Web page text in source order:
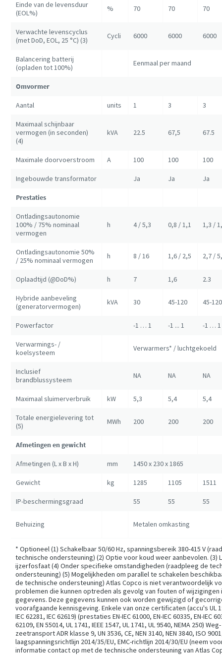
Einde van de levensduur
(EOL%)
% 70 70 70
Verwachte levenscyclus
(met DoD, EOL, 25 °C) (3)
Cycli 6000 6000 6000
Balancering batterij
(opladen tot 100%)
Eenmaal per maand
Omvormer
Aantal units 1 3 3
Maximaal schijnbaar
vermogen (in seconden)
(4)
kVA 22.5 67,5 67.5
Maximale doorvoerstroom A 100 100 100
Ingebouwde transformator Ja Ja Ja
Prestaties
Ontladingsautonomie
100% / 75% nominaal
vermogen
h 4 / 5,3 0,8 / 1,1 1,3 /
Ontladingsautonomie 50%
/ 25% nominaal vermogen
h 8 / 16 1,6 / 2,5 2,7 /
Oplaadtijd (@DoD%) h 7 1,6 2.3
Hybride aanbeveling
(generatorvermogen)
kVA 30 45-120 45-120
Powerfactor -1 … 1 -1 ... 1 -1 … 1
Verwarmings- /
koelsysteem
Verwarmers* / luchtgekoeld
Inclusief
brandblussysteem
NA NA NA
Maximaal sluimerverbruik kW 5,3 5,4 5,4
Totale energielevering tot
(5)
MWh 200 200 200
Afmetingen en gewicht
Afmetingen (L x B x H) mm 1450 x 230 x 1865
Gewicht kg 1285 1105 1511
IP-beschermingsgraad 55 55 55
Behuizing Metalen omkasting
* Optioneel (1) Schakelbaar 50/60 Hz, spanningsbereik 380-415 V
technische ondersteuning) (2) Optie voor koud weer aanbevolen. (3)
ijzerfosfaat (4) Onder specifieke omstandigheden (raadpleeg de
ondersteuning) (5) Mogelijkheden om parallel te schakelen
de technische ondersteuning) Atlas Copco is niet verantwoordelijk
problemen die kunnen optreden als gevolg van fouten of wijzigingen
gegevens. Deze gegevens kunnen ook worden gewijzigd of
voorafgaande kennisgeving. Enkele van onze certificaten (accu's UL
IEC 62281, IEC 62619) (prestaties EN-IEC 61000, EN-IEC 60335, EN-IEC
62109, EN 55014, UL 1741, IEEE 1547, UL 1741, UL 9540, NEMA 250)
zeetransport ADR klasse 9, UN 3536, CE, NEN 3140, NEN 3840, ISO
laagspanningsrichtlijn 2014/35/EU, EMC-richtlijn 2014/30/EU (neem
informatie contact op met de technische ondersteuning van Atlas